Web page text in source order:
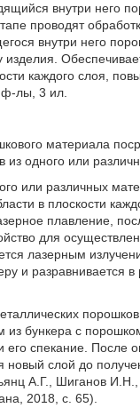
внутри него
проводят
внутри него
каждого слоя,
ф-лы, 3 ил.
материала
одного или
или различных
в плоскости
плавление,
для
лазерным
и разравнивается
бункера с
спекание. После
новый слой до
А.Г., Шиганов
2018, с. 65).